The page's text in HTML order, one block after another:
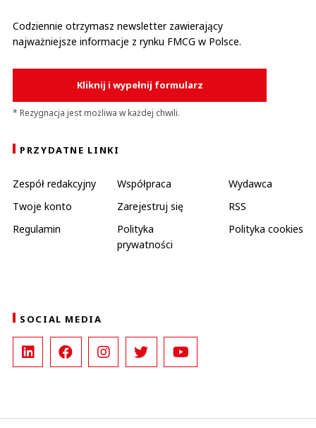
Codziennie otrzymasz newsletter zawierający
najważniejsze informacje z rynku FMCG w Polsce.
Kliknij i wypełnij formularz
* Rezygnacja jest możliwa w każdej chwili.
PRZYDATNE LINKI
Zespół redakcyjny Współpraca
Wydawca
Twoje konto
Zarejestruj się
RSS
Regulamin
Polityka
prywatności
Polityka cookies
SOCIAL MEDIA